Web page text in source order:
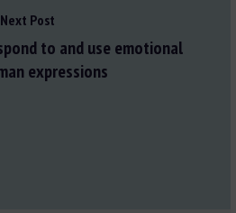
Next Post
to and use emotional
expressions